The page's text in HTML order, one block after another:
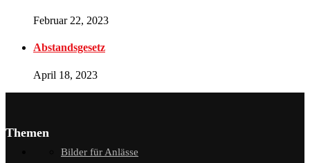
Februar 22, 2023
Abstandsgesetz
April 18, 2023
Themen
Bilder für Anlässe